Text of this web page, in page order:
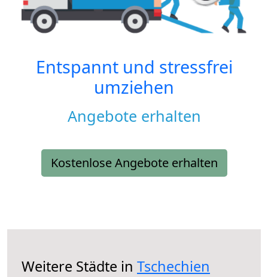
Entspannt und stressfrei
umziehen
Angebote erhalten
Kostenlose Angebote erhalten
Weitere Städte in Tschechien